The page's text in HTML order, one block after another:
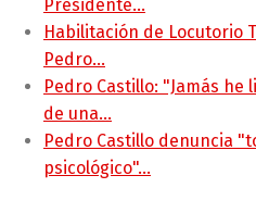
Presidente…
Habilitación de Locutorio
Pedro…
Pedro Castillo: "Jamás
de una…
Pedro Castillo denuncia
psicológico"…